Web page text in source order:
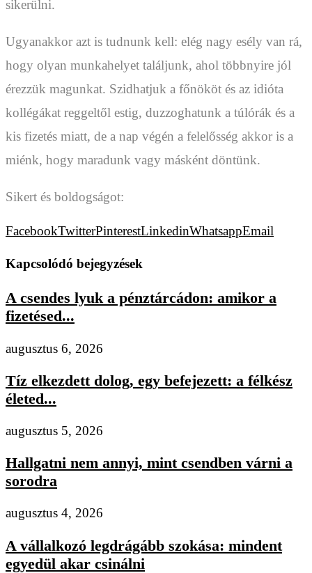
sikerülni.
Ugyanakkor azt is tudnunk kell: elég nagy esély van rá,
hogy olyan munkahelyet találjunk, ahol többnyire jól
érezzük magunkat. Szidhatjuk a főnököt és az idióta
kollégákat reggeltől estig, duzzoghatunk a túlórák és a
kis fizetés miatt, de a nap végén a felelősség akkor is a
miénk, hogy maradunk vagy másként döntünk.
Sikert és boldogságot:
FacebookTwitterPinterestLinkedinWhatsappEmail
Kapcsolódó bejegyzések
A csendes lyuk a pénztárcádon: amikor a
fizetésed...
augusztus 6, 2026
Tíz elkezdett dolog, egy befejezett: a félkész
életed...
augusztus 5, 2026
Hallgatni nem annyi, mint csendben várni a
sorodra
augusztus 4, 2026
A vállalkozó legdrágább szokása: mindent
egyedül akar csinálni